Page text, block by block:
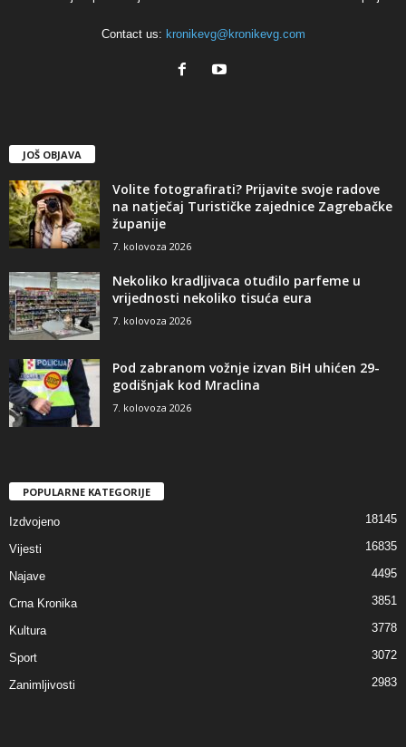
Contact us: kronikevg@kronikevg.com
JOŠ OBJAVA
Volite fotografirati? Prijavite svoje radove
na natječaj Turističke zajednice Zagrebačke
županije
7. kolovoza 2026
Nekoliko kradljivaca otuđilo parfeme u
vrijednosti nekoliko tisuća eura
7. kolovoza 2026
Pod zabranom vožnje izvan BiH uhićen 29-
godišnjak kod Mraclina
7. kolovoza 2026
POPULARNE KATEGORIJE
Izdvojeno 18145
Vijesti 16835
Najave 4495
Crna Kronika 3851
Kultura 3778
Sport 3072
Zanimljivosti 2983